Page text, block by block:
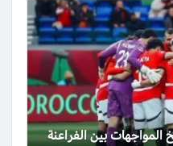
بين الفراعنة